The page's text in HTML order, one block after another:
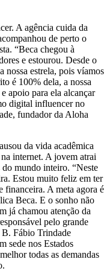
A agência cuida da
de perto o
“Beca chegou à
e estourou. Desde o
nossa estrela, pois víamos
é 100% dela, a nossa
apoio para ela alcançar
digital influencer no
fundador da Aloha
da vida acadêmica
internet. A jovem atrai
do mundo inteiro. “Neste
Estou muito feliz em ter
financeira. A meta agora é
Beca. E o sonho não
já chamou atenção da
pelo grande
B. Fábio Trindade
sede nos Estados
todas as demandas